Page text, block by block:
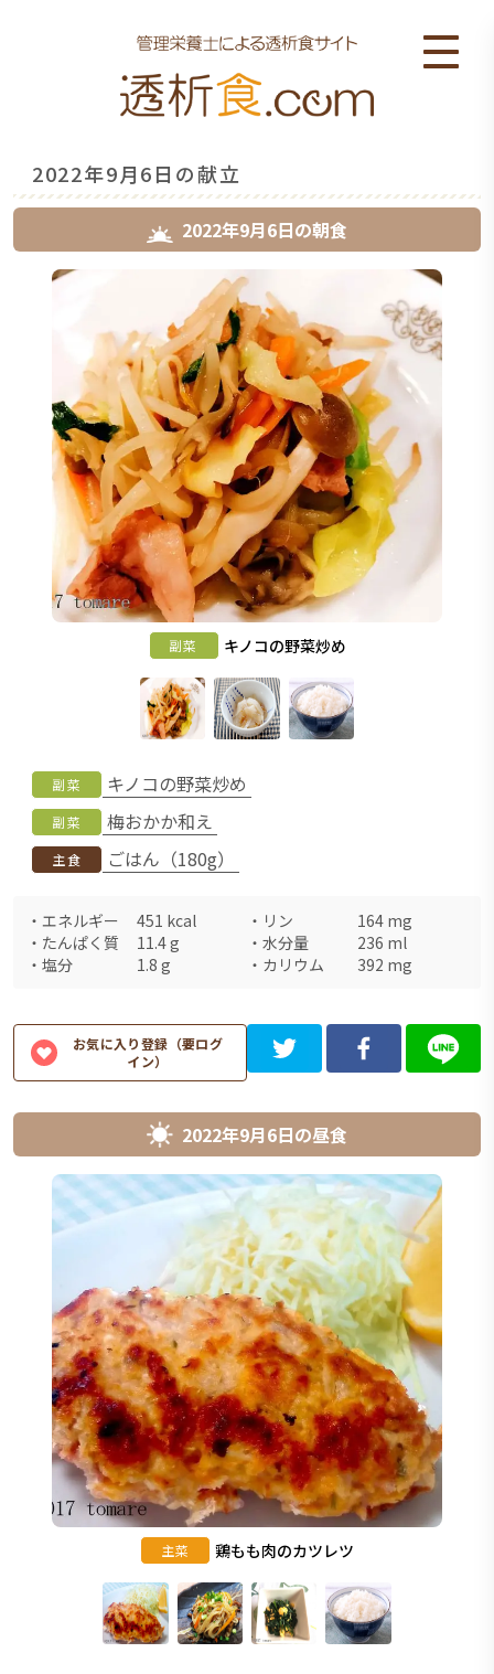
2022年9月6日の献立
2022年9月6日の朝食
副菜 キノコの野菜炒め
副菜 キノコの野菜炒め
副菜 梅おかか和え
主食 ごはん（180g）
・ エネルギー 451 kcal ・ リン 164 mg
・ たんぱく質 11.4g ・ 水分量 236 ml
・ 塩分 1.8 g ・ カリウム 392 mg
お気に入り登録（要ログ
イン）
2022年9月6日の昼食
主菜 鶏もも肉のカツレツ